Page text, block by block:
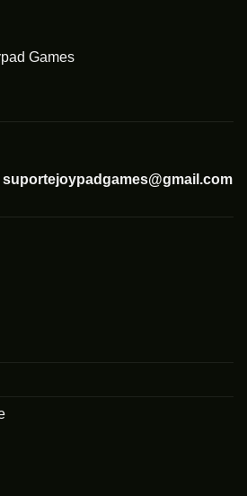
Games
suportejoypadgames@gmail.com